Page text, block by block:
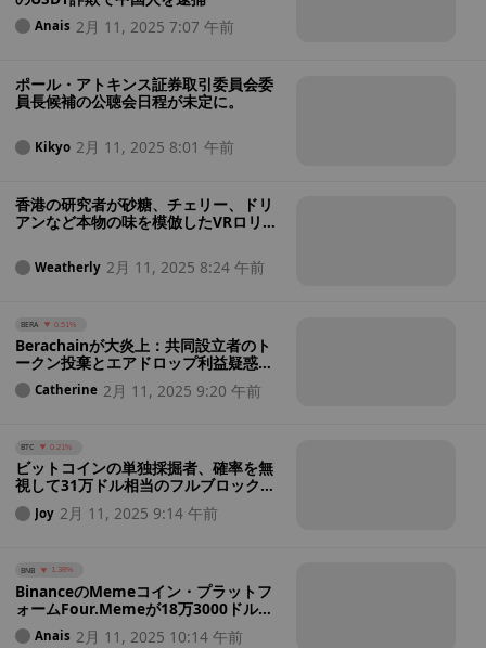
Anais 2月 11, 2025 7:07 午前
ポール・アトキンス証券取引委員会委
員長候補の公聴会日程が未定に。
Kikyo 2月 11, 2025 8:01 午前
香港の研究者が砂糖、チェリー、ドリ
アンなど本物の味を模倣したVRロリポ
Weatherly 2月 11, 2025 8:24 午前
BERA 0.51%
Berachainが大炎上：共同設立者のト
ークン投棄とエアドロップ利益疑惑が
コミュニティ不信に拍車をかける
Catherine 2月 11, 2025 9:20 午前
BTC 0.21%
ビットコインの単独採掘者、確率を無
視して31万ドル相当のフルブロックを
採掘Joy 2月 11, 2025 9:14 午前
BNB 1.38%
BinanceのMemeコイン・プラットフ
ォームFour.Memeが18万3000ドルの
ハッキングの標的に、取引停止に
Anais 2月 11, 2025 10:14 午前